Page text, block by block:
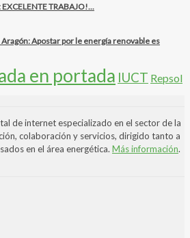
EXCELENTE TRABAJO!...
Apostar por le energía renovable es
en portada IUCT Repsol
de internet especializado en el sector de la
colaboración y servicios, dirigido tanto a
en el área energética. Más información.